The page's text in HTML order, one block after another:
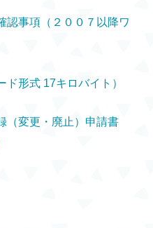
認事項（２００７以降ワ
形式 17キロバイト）
（変更・廃止）申請書